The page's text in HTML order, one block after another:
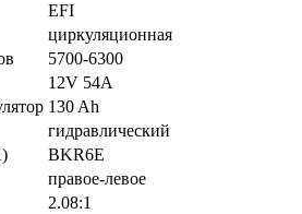
EFI
циркуляционная
5700-6300
12V 54A
130 Ah
гидравлический
BKR6E
правое-левое
2.08:1